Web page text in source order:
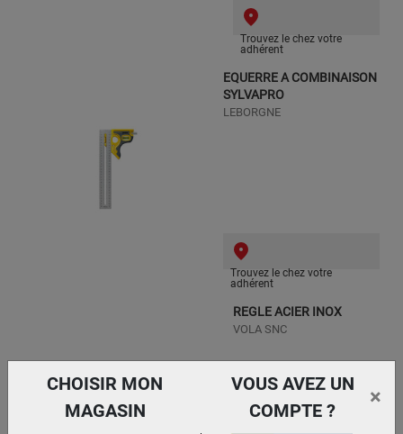
Trouvez le chez votre
adhérent
EQUERRE A COMBINAISON
SYLVAPRO
LEBORGNE
Trouvez le chez votre
adhérent
REGLE ACIER INOX
VOLA SNC
CHOISIR MON
MAGASIN
VOUS AVEZ UN
COMPTE ?
×